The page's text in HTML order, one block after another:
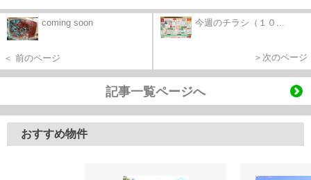
coming soon
＜ 前のページ
今週のチラシ（１０...
＞次のページ
記事一覧ページへ
おすすめ物件